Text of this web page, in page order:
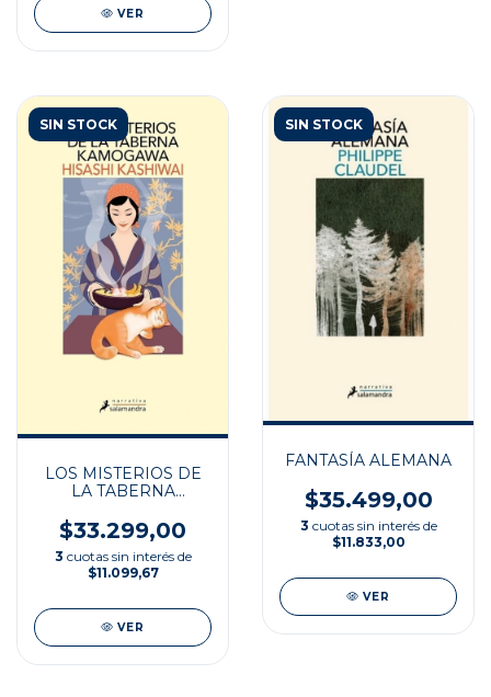
VER
SIN STOCK
LOS MISTERIOS DE
LA TABERNA
$33.299,00
3 cuotas sin interés de
$11.099,67
VER
SIN STOCK
FANTASÍA ALEMANA
$35.499,00
3 cuotas sin interés de
$11.833,00
VER